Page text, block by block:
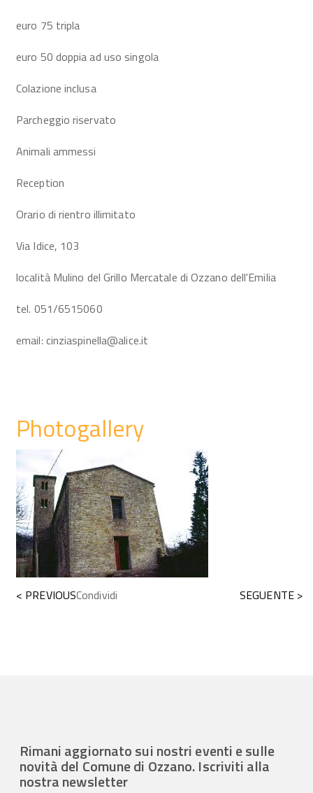
euro 75 tripla
euro 50 doppia ad uso singola
Colazione inclusa
Parcheggio riservato
Animali ammessi
Reception
Orario di rientro illimitato
Via Idice, 103
località Mulino del Grillo Mercatale di Ozzano dell'Emilia
tel. 051/6515060
email: cinziaspinella@alice.it
Photogallery
< PREVIOUS SEGUENTE >
Condividi
Rimani aggiornato sui nostri eventi e sulle
novità del Comune di Ozzano. Iscriviti alla
nostra newsletter